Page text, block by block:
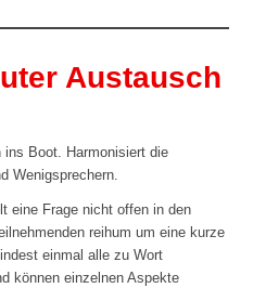
Austausch
ins Boot. Harmonisiert die
Wenigsprechern.
eine Frage nicht offen in den
reihum um eine kurze
einmal alle zu Wort
können einzelnen Aspekte